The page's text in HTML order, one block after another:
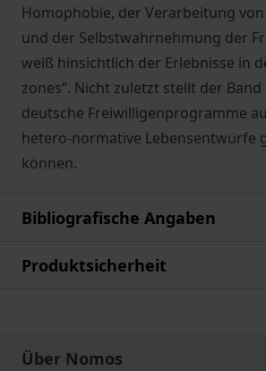
Homophobie, der Verarbeitung
und der Selbstwahrnehmung der
weiß hinsichtlich der Erlebnisse in
zones“. Nicht zuletzt stellt der Band
deutsche Freiwilligenprogramme
hetero-normative Lebensentwürfe
können.
Bibliografische Angaben
Produktsicherheit
Über Nomos